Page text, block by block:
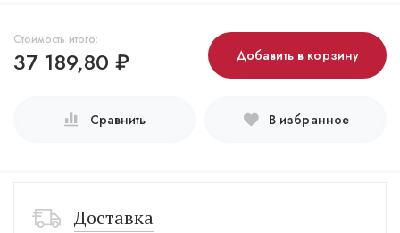
Стоимость итого:
37 189,80 ₽ Добавить в корзину
Сравнить В избранное
Доставка